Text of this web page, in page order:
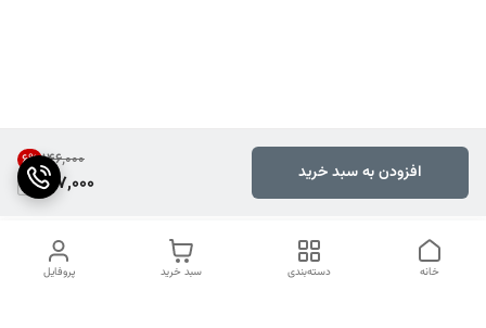
۱۴۶٬۰۰۰ 6%
137,000 افزودن به سبد خرید
پروفایل سبد خرید دسته‌بندی خانه